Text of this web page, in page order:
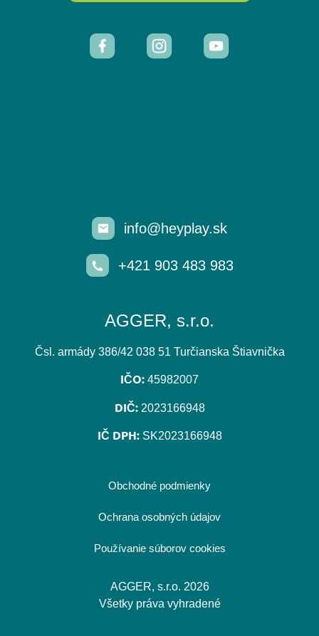
info@heyplay.sk
+421 903 483 983
AGGER, s.r.o.
Čsl. armády 386/42 038 51 Turčianska Štiavnička
IČO: 45982007
DIČ: 2023166948
IČ DPH: SK2023166948
Obchodné podmienky
Ochrana osobných údajov
Používanie súborov cookies
AGGER, s.r.o. 2026
Všetky práva vyhradené